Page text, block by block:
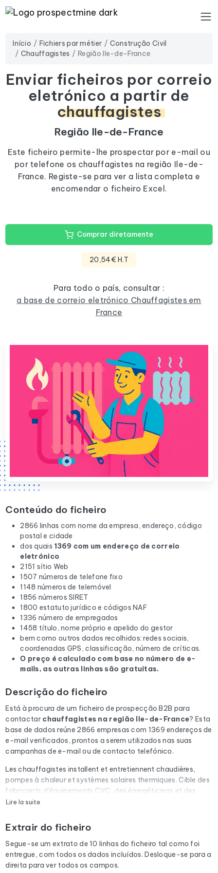
Início Fichiers par métier
Construção Civil
Chauffagistes
Região Ile-de-France
Enviar ficheiros por correio
eletrónico a partir de
chauffagistes
Região Ile-de-France
Este ficheiro permite-lhe prospectar por e-mail ou
por telefone os chauffagistes na região Ile-de-
France. Registe-se para ver a lista completa e
encomendar o ficheiro Excel.
Comprar diretamente
20,54€ H.T
Para todo o país, consultar :
a base de correio eletrónico Chauffagistes em
France
Conteúdo do ficheiro
2866 linhas com nome da empresa, endereço, código
postal e cidade
dos quais 1369 com um endereço de correio
eletrónico
2151 sítio Web
1507 números de telefone fixo
1148 números de telemóvel
1856 números SIRET
1800 estatuto jurídico e códigos NAF
1336 número de empregados
1458 título, nome próprio e apelido do gestor
bem como outros dados recolhidos: redes sociais,
coordenadas GPS, classificação, número de críticas.
O preço é calculado com base no número de e-
mails, as outras linhas são gratuitas.
Descrição do ficheiro
Está à procura de um ficheiro de prospecção B2B para
contactar chauffagistes na região Ile-de-France? Esta
base de dados reúne 2866 empresas com 1369 endereços de
e-mail verificados, prontos a serem utilizados nas suas
campanhas de e-mail ou de contacto telefónico.
Les chauffagistes installent et entretiennent chaudières,
pompes à chaleur et systèmes solaires thermiques. Cible des
fabricants d'équipements CVC, des énergéticiens et des
organismes de certification RGE.
automática através do Cleanmylist.email antes de ser
incluído. Os endereços inválidos, as caixas de correio cheias
e os domínios expirados são removidos. Resultado: uma
baixa taxa de rejeição e campanhas que chegam à caixa de
Lire la suite
Extrair do ficheiro
Segue-se um extrato de 10 linhas do ficheiro tal como foi
entregue, com todos os dados incluídos. Desloque-se para a
direita para ver todos os campos.